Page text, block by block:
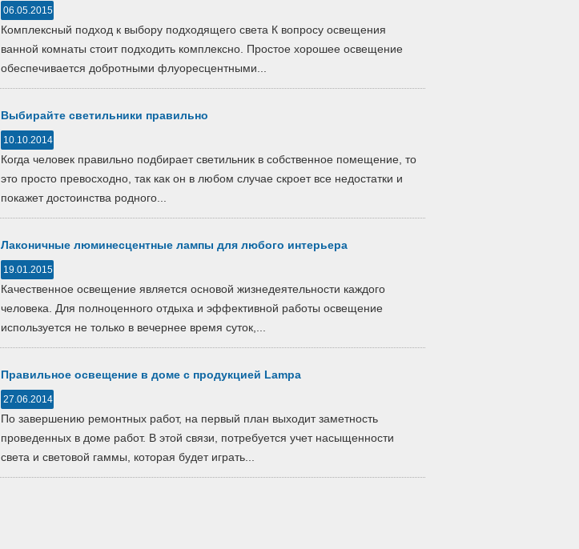
06.05.2015
Комплексный подход к выбору подходящего света К вопросу освещения
ванной комнаты стоит подходить комплексно. Простое хорошее освещение
обеспечивается добротными флуоресцентными...
Выбирайте светильники правильно
10.10.2014
Когда человек правильно подбирает светильник в собственное помещение, то
это просто превосходно, так как он в любом случае скроет все недостатки и
покажет достоинства родного...
Лаконичные люминесцентные лампы для любого интерьера
19.01.2015
Качественное освещение является основой жизнедеятельности каждого
человека. Для полноценного отдыха и эффективной работы освещение
используется не только в вечернее время суток,...
Правильное освещение в доме с продукцией Lampa
27.06.2014
По завершению ремонтных работ, на первый план выходит заметность
проведенных в доме работ. В этой связи, потребуется учет насыщенности
света и световой гаммы, которая будет играть...